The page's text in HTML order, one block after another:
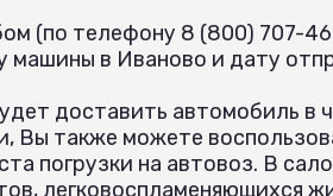
(по телефону 8 (800) 707-
в Иваново и дату
доставить автомобиль в
также можете
погрузки на автовоз. В
легковоспламеняющихся